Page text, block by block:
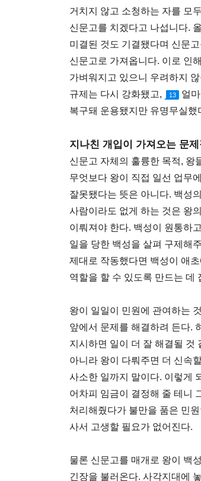
거치지 않고 소청하는 자를 모
신문고를 치겠다고 나섭니다.
미결된 것도 기결됐다며 신문
신문고로 가져옵니다. 이로 인
가벼워지고 있으니 우려하지
규제는 다시 강화됐고,
13
얼
복구돼 운용됐지만 유명무실했
지나친 개입이 가져오는 문제
신문고 자체의 훌륭한 목적, 왕
무엇보다 왕이 직접 일선 업무
잘못됐다는 뜻은 아니다. 백성
사람이라도 없게 하는 것은 왕
이뤄져야 한다. 백성이 원통하
일을 당한 백성을 살펴 구제해
제대로 작동했다면 백성이 애
역할을 할 수 있도록 만드는 데
왕이 일일이 민원에 관여하는
앞에서 문제를 해결하려 든다.
지시하면 일이 더 잘 해결될 것
아니라 왕이 다뤄주면 더 신속
사소한 일까지 말이다. 이렇게
어차피 임금이 결정해 줄 테니
처리해줬다가 불만을 품은 민
사서 고생할 필요가 없어진다.
물론 신문고를 매개로 왕이 백
긴장을 불러온다. 사각지대에